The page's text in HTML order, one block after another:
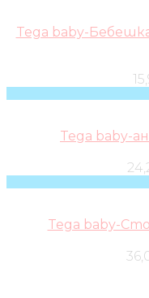
Tega baby-
Tega baby-
Tega baby-